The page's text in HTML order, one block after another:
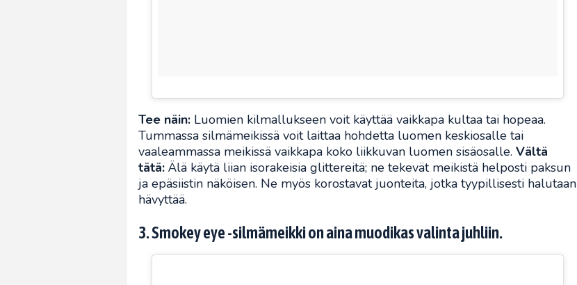
Tee näin: Luomien kilmallukseen voit käyttää vaikkapa kultaa tai hopeaa.
Tummassa silmämeikissä voit laittaa hohdetta luomen keskiosalle tai
vaaleammassa meikissä vaikkapa koko liikkuvan luomen sisäosalle. Vältä
tätä: Älä käytä liian isorakeisia glittereitä; ne tekevät meikistä helposti paksun
ja epäsiistin näköisen. Ne myös korostavat juonteita, jotka tyypillisesti halutaan
hävyttää.
3. Smokey eye -silmämeikki on aina muodikas valinta juhliin.